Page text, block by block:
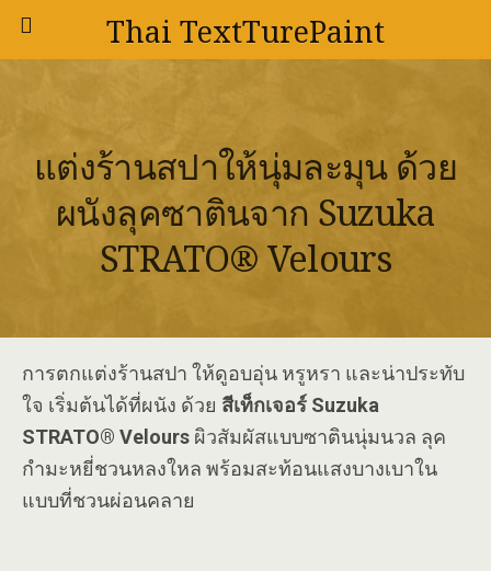
Thai TextTurePaint
แต่งร้านสปาให้นุ่มละมุน ด้วย
ผนังลุคซาตินจาก Suzuka
STRATO® Velours
การตกแต่งร้านสปา ให้ดูอบอุ่น หรูหรา และน่าประทับ
ใจ เริ่มต้นได้ที่ผนัง ด้วย สีเท็กเจอร์ Suzuka
STRATO® Velours ผิวสัมผัสแบบซาตินนุ่มนวล ลุค
กำมะหยี่ชวนหลงใหล พร้อมสะท้อนแสงบางเบาใน
แบบที่ชวนผ่อนคลาย